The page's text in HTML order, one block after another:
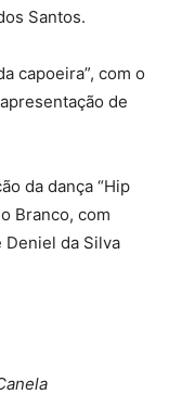
Santos.
capoeira”, com o
de
da dança “Hip
Branco, com
Deniel da Silva